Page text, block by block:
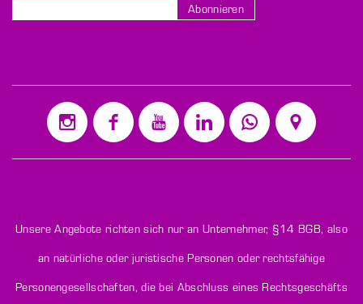
für
Newsletter
Abonnieren
Unsere Angebote richten sich nur an Unternehmer, §14 BGB, also
an natürliche oder juristische Personen oder rechtsfähige
Personengesellschaften, die bei Abschluss eines Rechtsgeschäfts